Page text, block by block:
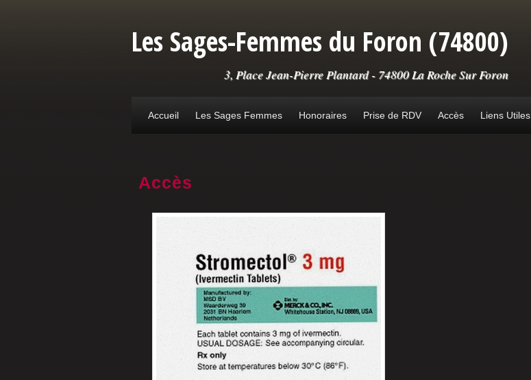
Les Sages-Femmes du Foron (74800)
3, Place Jean-Pierre Plantard - 74800 La Roche Sur Foron
Accueil Les Sages Femmes Honoraires Prise de RDV Accès Liens Utiles
Accès